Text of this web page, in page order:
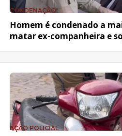
CONDENAÇÃO
Homem é condenado a
matar ex-companheira e
AÇÃO POLICIAL